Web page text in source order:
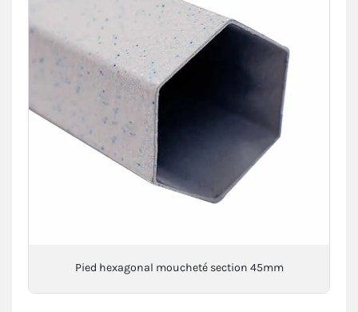
Pied hexagonal moucheté section 45mm